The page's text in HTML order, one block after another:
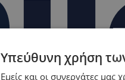
Υπεύθυνη χρήση
Εμείς και οι συνεργάτες μας